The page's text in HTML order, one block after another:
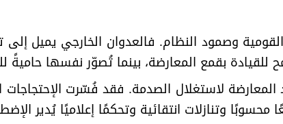
القومية وصمود النظام. فالعدوان الخارجي يميل
للقيادة بقمع المعارضة، بينما تُصوّر نفسها حاميةً
المعارضة لاستغلال الصدمة. فقد فُسّرت
وتنازلات انتقائية وتحكمًا إعلاميًا يُدير